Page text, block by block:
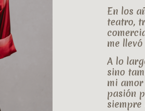
En los
teatro,
me
A lo
sino
mi
pasión